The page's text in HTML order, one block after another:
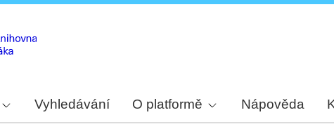
Vyhledávání O platformě Nápověda